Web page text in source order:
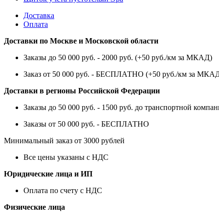
Доставка
Оплата
Доставки по Москве и Московской области
Заказы до 50 000 руб. - 2000 руб. (+50 руб./км за МКАД)
Заказ от 50 000 руб. - БЕСПЛАТНО (+50 руб./км за
Доставки в регионы Российской Федерации
Заказы до 50 000 руб. - 1500 руб. до транспортной
Заказы от 50 000 руб. - БЕСПЛАТНО
Минимальный заказ от 3000 рублей
Все цены указаны с НДС
Юридические лица и ИП
Оплата по счету с НДС
Физические лица